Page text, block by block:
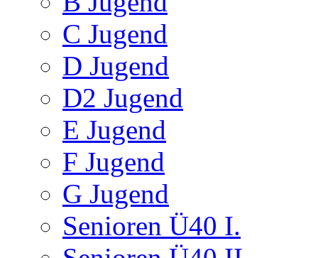
C Jugend
D Jugend
D2 Jugend
E Jugend
F Jugend
G Jugend
Senioren Ü40 I.